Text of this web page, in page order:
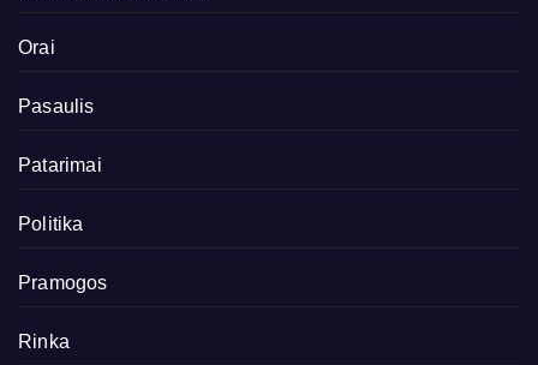
Orai
Pasaulis
Patarimai
Politika
Pramogos
Rinka